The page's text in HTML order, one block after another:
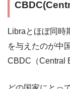
Libraとほぼ同時
を与えたのが中
CBDC（Central